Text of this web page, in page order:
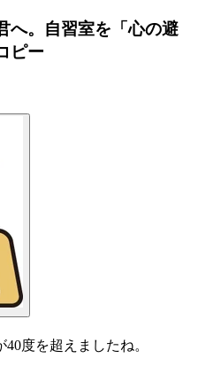
へ。自習室を「心の避
ピー
度を超えましたね。